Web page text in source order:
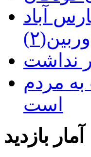
آباد
نداشت
به مردم
است
آمار بازدید